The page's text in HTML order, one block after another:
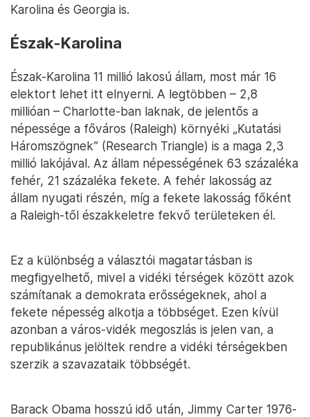
Karolina és Georgia is.
Észak-Karolina
Észak-Karolina 11 millió lakosú állam, most már 16
elektort lehet itt elnyerni. A legtöbben – 2,8
millióan – Charlotte-ban laknak, de jelentős a
népessége a főváros (Raleigh) környéki „Kutatási
Háromszögnek” (Research Triangle) is a maga 2,3
millió lakójával. Az állam népességének 63 százaléka
fehér, 21 százaléka fekete. A fehér lakosság az
állam nyugati részén, míg a fekete lakosság főként
a Raleigh-től északkeletre fekvő területeken él.
Ez a különbség a választói magatartásban is
megfigyelhető, mivel a vidéki térségek között azok
számítanak a demokrata erősségeknek, ahol a
fekete népesség alkotja a többséget. Ezen kívül
azonban a város-vidék megoszlás is jelen van, a
republikánus jelöltek rendre a vidéki térségekben
szerzik a szavazataik többségét.
Barack Obama hosszú idő után, Jimmy Carter 1976-